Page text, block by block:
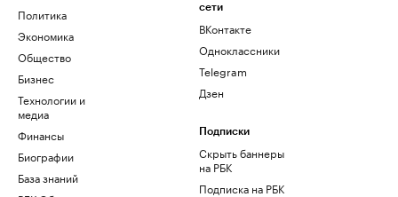
Политика
Экономика
Общество
Бизнес
Технологии и
медиа
Финансы
Биографии
База знаний
сети
ВКонтакте
Одноклассники
Telegram
Дзен
Подписки
Скрыть баннеры
на РБК
Подписка на РБК